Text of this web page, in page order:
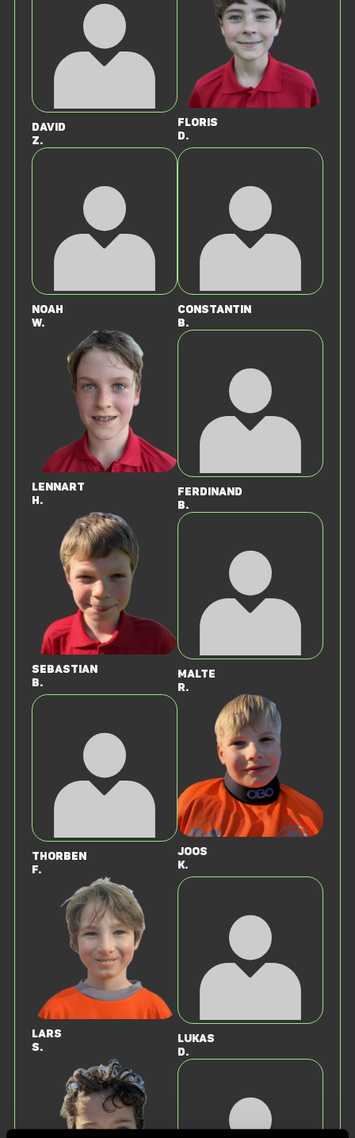
David
Z.
Floris
D.
Noah
W.
Constantin
B.
Lennart
H.
Ferdinand
B.
Sebastian
B.
Malte
R.
Thorben
F.
Joos
K.
Lars
S.
Lukas
D.